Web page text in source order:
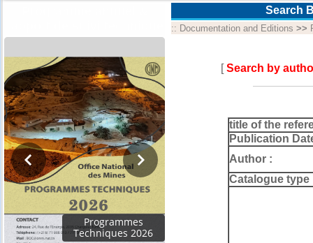
Rapport d'activités
2024
Search
:: Documentation and Editions >>
[Search by
title of the
Publication
Author :
Catalogue type